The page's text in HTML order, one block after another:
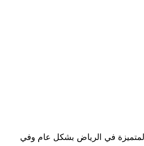
في الرياض بشكل عام وفي